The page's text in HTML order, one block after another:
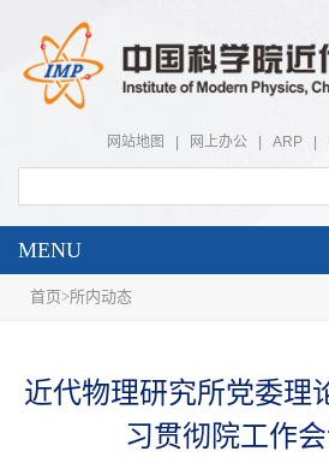
网站地图 网上办公 ARP
MENU
首页>所内动态
近代物理研究所党委理
习贯彻院工作